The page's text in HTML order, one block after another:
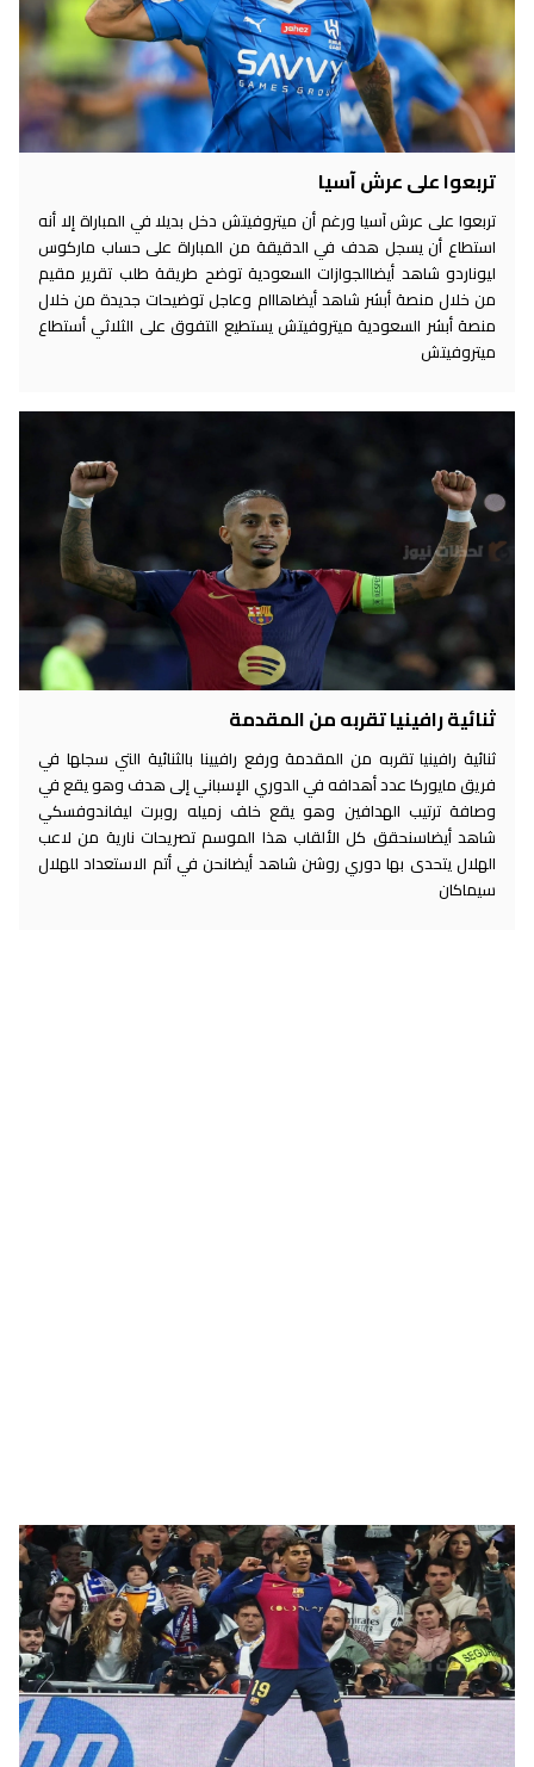
تربعوا على عرش آسيا
تربعوا على عرش آسيا ورغم أن ميتروفيتش دخل بديلا في المباراة إلا أنه
استطاع أن يسجل هدف في الدقيقة من المباراة على حساب ماركوس
ليوناردو شاهد أيضاالجوازات السعودية توضح طريقة طلب تقرير مقيم
من خلال منصة أبشر شاهد أيضاهااام وعاجل توضيحات جديدة من خلال
منصة أبشر السعودية ميتروفيتش يستطيع التفوق على الثلاثي أستطاع
ميتروفيتش
ثنائية رافينيا تقربه من المقدمة
ثنائية رافينيا تقربه من المقدمة ورفع رافيينا بالثنائية التي سجلها في
فريق مايوركا عدد أهدافه في الدوري الإسباني إلى هدف وهو يقع في
وصافة ترتيب الهدافين وهو يقع خلف زميله روبرت ليفاندوفسكي
شاهد أيضاسنحقق كل الألقاب هذا الموسم تصريحات نارية من لاعب
الهلال يتحدى بها دوري روشن شاهد أيضانحن في أتم الاستعداد للهلال
سيماكان